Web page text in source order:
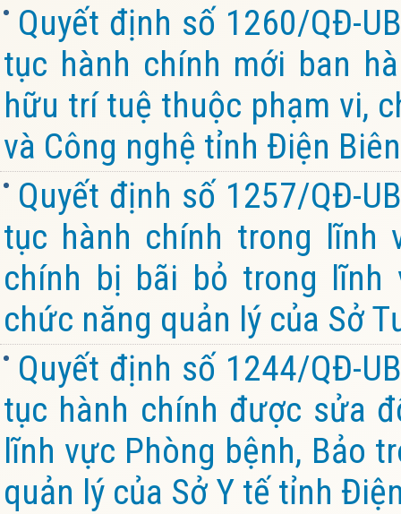
Quyết định số 1260/QĐ-
tục hành chính mới ban
hữu trí tuệ thuộc phạm vi,
và Công nghệ tỉnh Điện Biên
Quyết định số 1257/QĐ-
tục hành chính trong lĩnh
chính bị bãi bỏ trong lĩnh
chức năng quản lý của Sở
Quyết định số 1244/QĐ-
tục hành chính được sửa
lĩnh vực Phòng bệnh, Bảo
quản lý của Sở Y tế tỉnh